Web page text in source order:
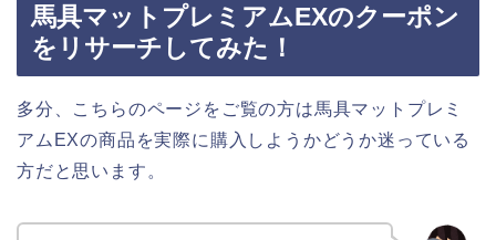
馬具マットプレミアムEXのクーポン
をリサーチしてみた！
多分、こちらのページをご覧の方は馬具マットプレミ
アムEXの商品を実際に購入しようかどうか迷っている
方だと思います。